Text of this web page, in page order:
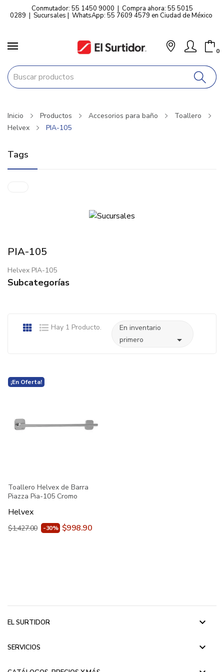
Conmutador: 55 1450 9000 | Compra ahora: 55 5015
0289 | Sucursales | WhatsApp: 55 7609 4579 en Ciudad de México
0
Inicio Productos Accesorios para baño
Toallero
Helvex
PIA-105
Tags
PIA-105
Helvex PIA-105
Subcategorías
Hay 1 Producto.
En inventario
primero

¡En Oferta!
Toallero Helvex de Barra
Piazza Pia-105 Cromo
Helvex
$1,427.00 -30% $998.90
EL SURTIDOR keyboard_arrow_down
SERVICIOS keyboard_arrow_down